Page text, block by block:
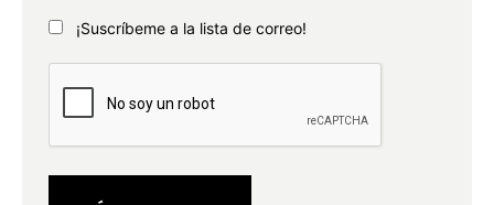
¡Suscríbeme a la lista de correo!